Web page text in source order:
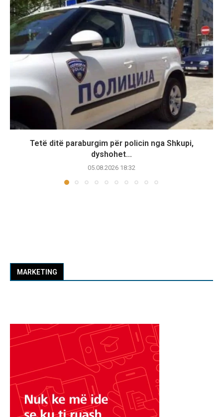
Tetë ditë paraburgim për policin nga Shkupi,
dyshohet...
05.08.2026 18:32
MARKETING